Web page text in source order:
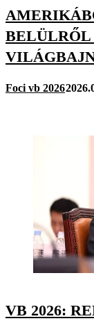
BELÜLRŐL
Foci vb 2026
VB 2026: